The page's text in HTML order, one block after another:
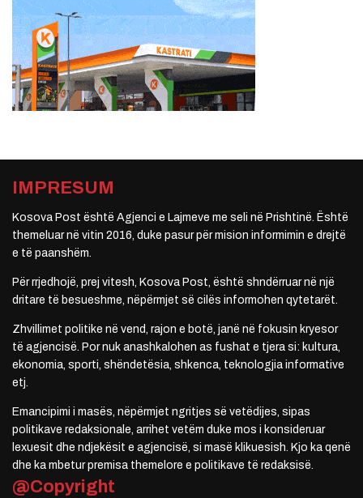
IMPRESUM
Kosova Post është Agjenci e Lajmeve me seli në Prishtinë. Është
themeluar në vitin 2016, duke pasur për mision informimin e drejtë
e të paanshëm.
Për rrjedhojë, prej vitesh, Kosova Post, është shndërruar në një
dritare të besueshme, nëpërmjet së cilës informohen qytetarët.
Zhvillimet politike në vend, rajon e botë, janë në fokusin kryesor
të agjencisë. Por nuk anashkalohen as fushat e tjera si: kultura,
ekonomia, sporti, shëndetësia, shkenca, teknologjia informative
etj.
Emancipimi i masës, nëpërmjet ngritjes së vetëdijes, sipas
politikave redaksionale, arrihet vetëm duke mos i konsideruar
lexuesit dhe ndjekësit e agjencisë, si masë klikuesish. Kjo ka qenë
dhe ka mbetur premisa themelore e politikave të redaksisë.
@Copyright